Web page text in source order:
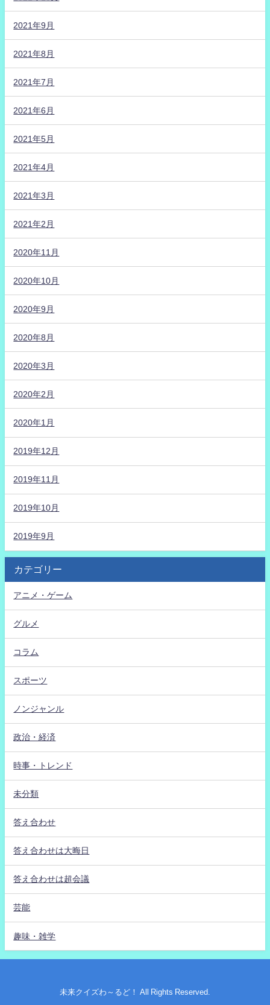
2021年9月
2021年8月
2021年7月
2021年6月
2021年5月
2021年4月
2021年3月
2021年2月
2020年11月
2020年10月
2020年9月
2020年8月
2020年3月
2020年2月
2020年1月
2019年12月
2019年11月
2019年10月
2019年9月
カテゴリー
アニメ・ゲーム
グルメ
コラム
スポーツ
ノンジャンル
政治・経済
時事・トレンド
未分類
答え合わせ
答え合わせは大晦日
答え合わせは超会議
芸能
趣味・雑学
未来クイズわ～るど！ All Rights Reserved.